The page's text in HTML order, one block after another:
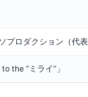
プロダクション（代
the “ミライ”」